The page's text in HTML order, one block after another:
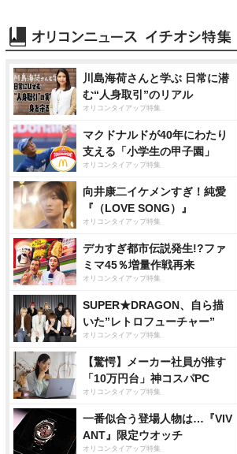
川島海荷さんと学ぶ 日常に潜
む“人身取引”のリアル
オリコンタイアップ特集
マクドナルドが40年にわたり
支える「小学生の甲子園」
オリコンタイアップ特集
向井康二イケメンすぎ！純愛
『（LOVE SONG）』
オリコンタイアップ特集
デカすぎ都市伝説発生!?ファ
ミマ45％増量作戦再来
オリコンタイアップ特集
SUPER★DRAGON、自ら描
いた”レトロフューチャー”
オリコンタイアップ特集
【驚愕】メーカー社員が推す
「10万円台」神コスパPC
オリコンタイアップ特集
一番似合う登場人物は…『VIV
ANT』限定ウオッチ
オリコンタイアップ特集